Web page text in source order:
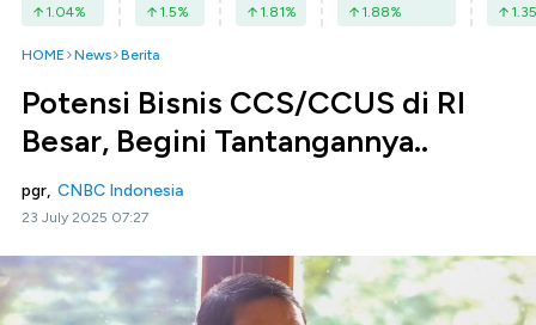
1.04% 1.5% 1.81% 1.88% 1.35
HOME News Berita
Potensi Bisnis CCS/CCUS di RI
Besar, Begini Tantangannya..
pgr, CNBC Indonesia
23 July 2025 07:27